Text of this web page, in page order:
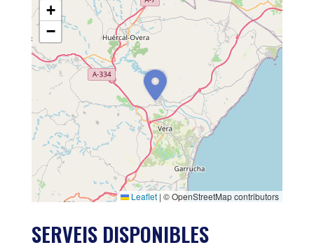
+
−
Leaflet | © OpenStreetMap contributors
SERVEIS DISPONIBLES